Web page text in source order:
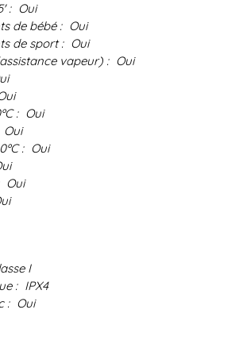
: Oui
de bébé : Oui
de sport : Oui
vapeur) : Oui
: Oui
Oui
: Oui
Oui
I
: IPX4
: Oui